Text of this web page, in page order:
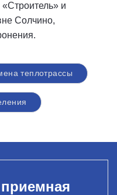
и
Солчино,
теплотрассы